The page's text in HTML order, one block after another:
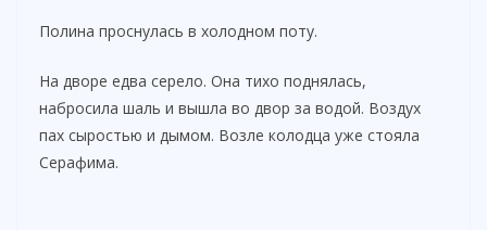
o
Полина проснулась в холодном поту.
На дворе едва серело. Она тихо поднялась,
набросила шаль и вышла во двор за водой. Воздух
пах сыростью и дымом. Возле колодца уже стояла
Серафима.